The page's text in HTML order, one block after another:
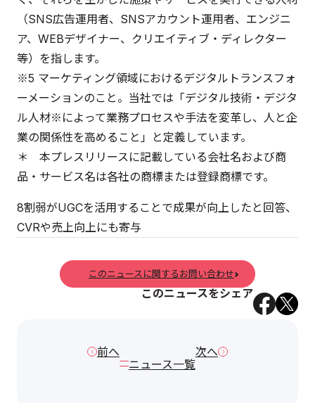
（SNS広告運用者、SNSアカウント運用者、エンジニ
ア、WEBデザイナー、クリエイティブ・ディレクター
等）を指します。
※5 マーケティング領域におけるデジタルトランスフォ
ーメーションのこと。当社では「デジタル技術・デジタ
ル人材※によって業務プロセスや手法を変革し、人と企
業の関係性を高めること」と定義しています。
＊ 本プレスリリースに記載している会社名および商
品・サービス名は各社の商標または登録商標です。
8割弱がUGCを活用することで成果が向上したと回答、
CVRや売上向上にも寄与
このニュースに関するお問い合わせ
このニュースをシェア
前へ
ニュース一覧
次へ